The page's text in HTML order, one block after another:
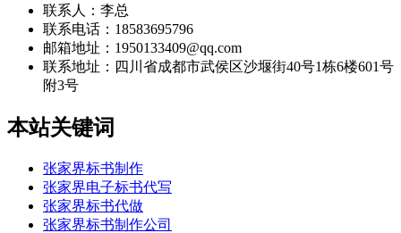
联系人：李总
联系电话：18583695796
邮箱地址：1950133409@qq.com
联系地址： 四川省成都市武侯区沙堰街40号1栋6楼601号
附3号
本站关键词
张家界标书制作
张家界电子标书代写
张家界标书代做
张家界标书制作公司